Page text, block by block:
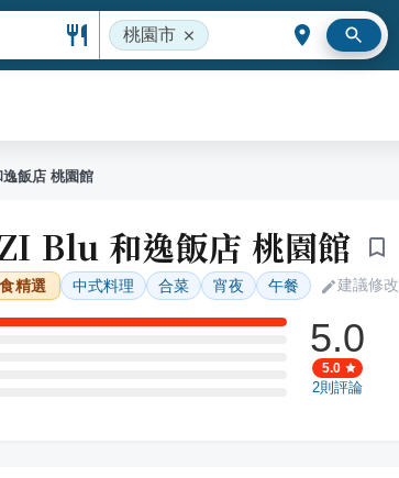
桃園市
飯店 桃園館
Blu 和逸飯店 桃園館
精選 中式料理 合菜 宵夜 午餐 建議修改
評論
論
論
論
論
5.0
5.0
2則評論